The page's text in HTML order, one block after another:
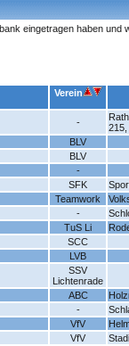
eingetragen haben und
Verein
-
215,
BLV
BLV
-
SFK
Teamwork
-
TuS Li
SCC
LVB
SSV
Lichtenrade
ABC
-
VfV
VfV